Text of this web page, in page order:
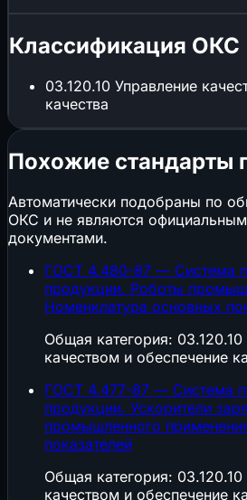
Классификация ОКС
03.120.10 Управление
качества
Похожие стандарты
Автоматически подобраны по
ОКС и не являются
документами.
ГОСТ 4.480-87 — Система
продукции. Роботы
Номенклатура основных
Общая категория:
качеством и обеспечение
ГОСТ 4.477-87 — Система
продукции. Ускорители
промышленного
показателей
Общая категория:
качеством и обеспечение